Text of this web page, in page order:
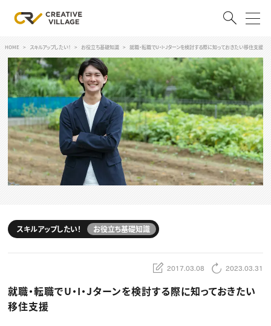
ログイン 会員登録
RECRUIT
クリエイター求人を探す
CREATIVE JOB求人検索
特集求人
採用説明会
スキルアップしたい！
デザイン
編集・ライティング
マーケティング
ディレクション
業界解説・キャリア事情
TOP Creator’s コラム
Webクリエイター
アプリクリエイター
ゲームクリエイター
映像クリエイター
セミナー
HOME スキルアップしたい！ お役立ち基礎知識 就職・転職でU・I・Jターンを検討する際に知っておきたい移住支援
スキルアップしたい！ お役立ち基礎知識
2017.03.08 2023.03.31
就職・転職でU・I・Jターンを検討する際に知っておきたい
移住支援